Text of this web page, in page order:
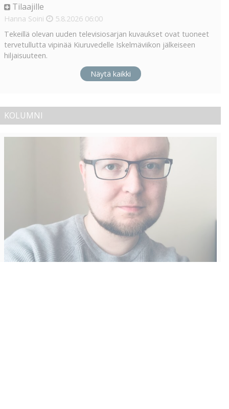
Tilaajille
Hanna Soini 5.8.2026 06:00
Tekeillä olevan uuden televisiosarjan kuvaukset ovat tuoneet
tervetullutta vipinää Kiuruvedelle Iskelmäviikon jälkeiseen
hiljaisuuteen.
Näytä kaikki
KOLUMNI